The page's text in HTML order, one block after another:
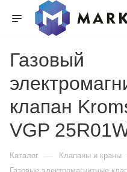
Газовый
клапан
VGP
Каталог — Клапаны и краны